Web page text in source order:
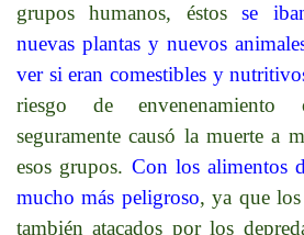
grupos humanos, éstosse
nuevas plantas y nuevos
ver si eran comestibles y
riesgo de
seguramente causó la muerte a
esos grupos. Con los alimentos
mucho más peligroso, ya que los
también atacados por los